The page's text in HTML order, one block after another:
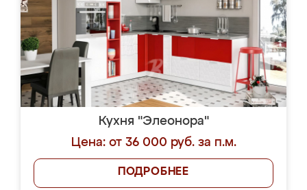
Кухня "Элеонора"
Цена: от 36 000 руб. за п.м.
ПОДРОБНЕЕ